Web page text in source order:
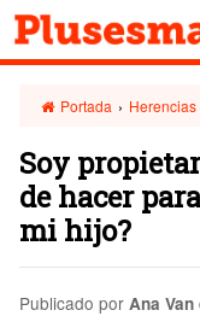
Portada › Herencias
Soy
de hacer
mi hijo?
Publicado por Ana Van